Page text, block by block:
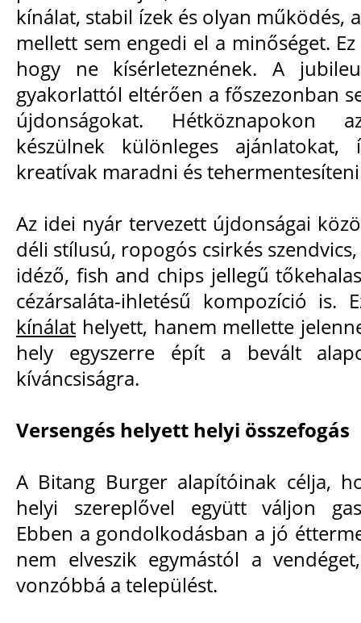
kínálat, stabil ízek és olyan működés,
mellett sem engedi el a minőséget.
hogy ne kísérleteznének. A
gyakorlattól eltérően a főszezonban
újdonságokat. Hétköznapokon
készülnek különleges ajánlatokat,
kreatívak maradni és
Az idei nyár tervezett újdonságai
déli stílusú, ropogós csirkés
idéző, fish and chips jellegű
cézársaláta-ihletésű kompozíció
kínálat helyett, hanem mellette
hely egyszerre épít a bevált
kíváncsiságra.
Versengés helyett helyi összefogás
A Bitang Burger alapítóinak célja,
helyi szereplővel együtt váljon
Ebben a gondolkodásban a jó
nem elveszik egymástól a
vonzóbbá a települést.